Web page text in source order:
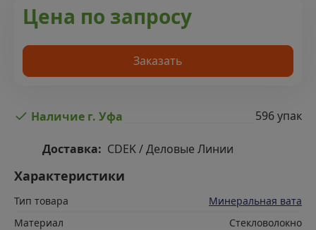
Цена по запросу
Заказать
Наличие г. Уфа 596 упак
Доставка: CDEK / Деловые Линии
Характеристики
Тип товара
Минеральная вата
Материал
Стекловолокно